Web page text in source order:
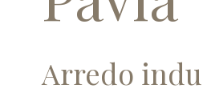
Arredo